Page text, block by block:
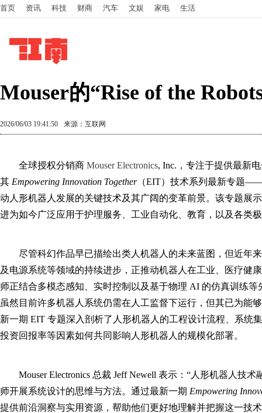
首页 资讯 科技 财商 汽车 文娱 家电 生活
Mouser的“Rise of the
2026/06/03 19:41:50 来源：互联网
全球授权分销商 Mouser Electronics, Inc.，专注于提供最新
其 Empowering Innovation Together（EIT）技术系列最新专题
动人形机器人发展的关键技术及其广阔的变革前景。该专题展
进为如今广泛应用于护理服务、工业自动化、教育，以及各类
尽管科幻作品早已描绘出类人机器人的未来蓝图，但近年
及电源系统等领域的持续进步，正推动机器人在工业、医疗健
师正结合多模态感知、实时控制以及基于物理 AI 的仿真训练
虽然目前许多机器人系统仍需在人工监督下运行，但其已为能
新一期 EIT 专题深入剖析了人形机器人的工程设计流程、系统
投资回报率等因素如何共同影响人形机器人的规模化部署。
Mouser Electronics 总裁 Jeff Newell 表示：“人形机器人技
师开展系统设计的思维与方法。通过最新一期 Empowering
提供前沿洞察与实用资源，帮助他们更好地理解并把握这一技